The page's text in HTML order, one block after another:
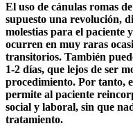
El uso de cánulas romas
supuesto una revolución,
molestias para el paciente
ocurren en muy raras
transitorios. También
1-2 días, que lejos de ser
procedimiento. Por tanto,
permite al paciente
social y laboral, sin que
tratamiento.